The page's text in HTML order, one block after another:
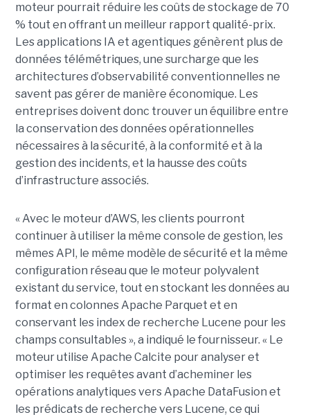
moteur pourrait réduire les coûts de stockage de 70
% tout en offrant un meilleur rapport qualité-prix.
Les applications IA et agentiques génèrent plus de
données télémétriques, une surcharge que les
architectures d’observabilité conventionnelles ne
savent pas gérer de manière économique. Les
entreprises doivent donc trouver un équilibre entre
la conservation des données opérationnelles
nécessaires à la sécurité, à la conformité et à la
gestion des incidents, et la hausse des coûts
d’infrastructure associés.
« Avec le moteur d’AWS, les clients pourront
continuer à utiliser la même console de gestion, les
mêmes API, le même modèle de sécurité et la même
configuration réseau que le moteur polyvalent
existant du service, tout en stockant les données au
format en colonnes Apache Parquet et en
conservant les index de recherche Lucene pour les
champs consultables », a indiqué le fournisseur. « Le
moteur utilise Apache Calcite pour analyser et
optimiser les requêtes avant d’acheminer les
opérations analytiques vers Apache DataFusion et
les prédicats de recherche vers Lucene, ce qui